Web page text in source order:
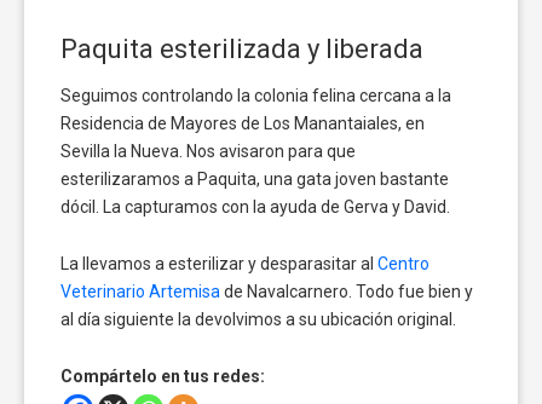
Paquita esterilizada y liberada
Seguimos controlando la colonia felina cercana a la
Residencia de Mayores de Los Manantaiales, en
Sevilla la Nueva. Nos avisaron para que
esterilizaramos a Paquita, una gata joven bastante
dócil. La capturamos con la ayuda de Gerva y David.
La llevamos a esterilizar y desparasitar al Centro
Veterinario Artemisade Navalcarnero. Todo fue bien y
al día siguiente la devolvimos a su ubicación original.
Compártelo en tus redes: